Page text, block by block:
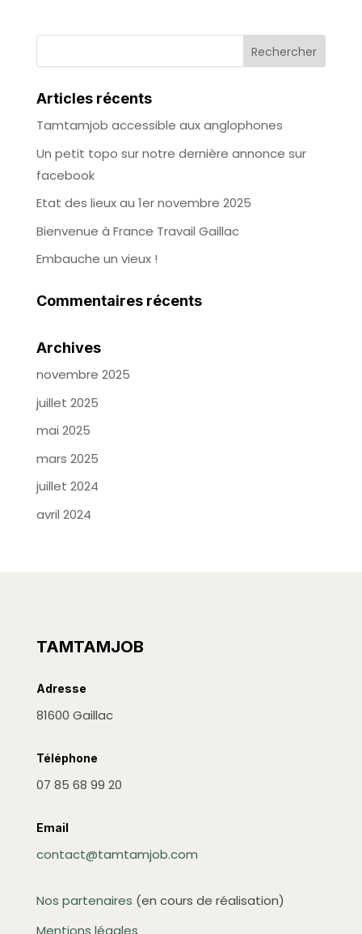
Articles récents
Tamtamjob accessible aux anglophones
Un petit topo sur notre dernière annonce sur
facebook
Etat des lieux au 1er novembre 2025
Bienvenue à France Travail Gaillac
Embauche un vieux !
Commentaires récents
Archives
novembre 2025
juillet 2025
mai 2025
mars 2025
juillet 2024
avril 2024
TAMTAMJOB
Adresse
81600 Gaillac
Téléphone
07 85 68 99 20
Email
contact@tamtamjob.com
Nos partenaires (en cours de réalisation)
Mentions légales